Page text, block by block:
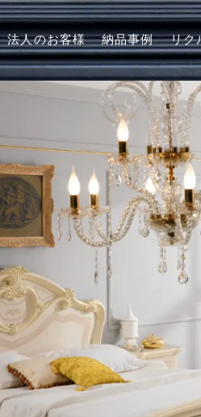
法人のお客様 納品事例 リク